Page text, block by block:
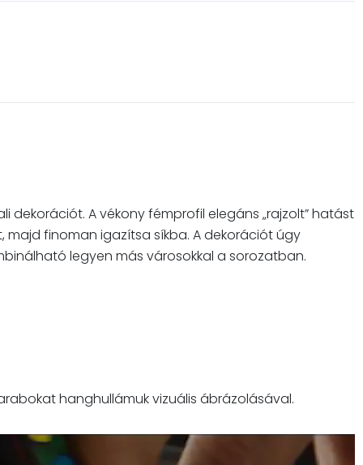
dekorációt. A vékony fémprofil elegáns „rajzolt” hatást
majd finoman igazítsa síkba. A dekorációt úgy
legyen más városokkal a sorozatban.
hanghullámuk vizuális ábrázolásával.